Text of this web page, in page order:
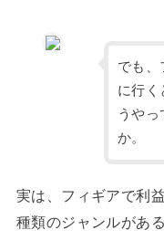
でも、
に行く
うやっ
か。
実は、フィギアで利
種類のジャンルがあ